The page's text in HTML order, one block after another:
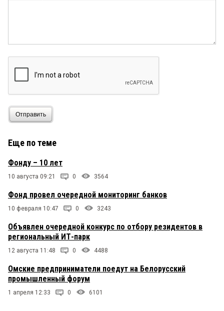
Отправить
Еще по теме
Фонду – 10 лет
10 августа 09:21 0 3564
Фонд провел очередной мониторинг банков
10 февраля 10:47 0 3243
Объявлен очередной конкурс по отбору резидентов в
региональный ИТ-парк
12 августа 11:48 0 4488
Омские предприниматели поедут на Белорусский
промышленный форум
1 апреля 12:33 0 6101